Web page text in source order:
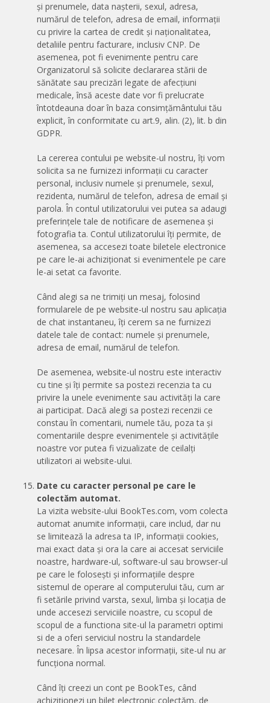
și prenumele, data nașterii, sexul, adresa,
numărul de telefon, adresa de email, informații
cu privire la cartea de credit și naționalitatea,
detaliile pentru facturare, inclusiv CNP. De
asemenea, pot fi evenimente pentru care
Organizatorul să solicite declararea stării de
sănătate sau precizări legate de afecțiuni
medicale, însă aceste date vor fi prelucrate
întotdeauna doar în baza consimțământului tău
explicit, în conformitate cu art.9, alin. (2), lit. b din
GDPR.
La cererea contului pe website-ul nostru, îți vom
solicita sa ne furnizezi informații cu caracter
personal, inclusiv numele și prenumele, sexul,
rezidenta, numărul de telefon, adresa de email și
parola. În contul utilizatorului vei putea sa adaugi
preferințele tale de notificare de asemenea și
fotografia ta. Contul utilizatorului îți permite, de
asemenea, sa accesezi toate biletele electronice
pe care le-ai achiziționat si evenimentele pe care
le-ai setat ca favorite.
Când alegi sa ne trimiți un mesaj, folosind
formularele de pe website-ul nostru sau aplicația
de chat instantaneu, îți cerem sa ne furnizezi
datele tale de contact: numele și prenumele,
adresa de email, numărul de telefon.
De asemenea, website-ul nostru este interactiv
cu tine și îți permite sa postezi recenzia ta cu
privire la unele evenimente sau activități la care
ai participat. Dacă alegi sa postezi recenzii ce
constau în comentarii, numele tău, poza ta și
comentariile despre evenimentele și activitățile
noastre vor putea fi vizualizate de ceilalți
utilizatori ai website-ului.
Date cu caracter personal pe care le
colectăm automat.
La vizita website-ului BookTes.com, vom colecta
automat anumite informații, care includ, dar nu
se limitează la adresa ta IP, informații cookies,
mai exact data și ora la care ai accesat serviciile
noastre, hardware-ul, software-ul sau browser-ul
pe care le folosești și informațiile despre
sistemul de operare al computerului tău, cum ar
fi setările privind varsta, sexul, limba și locația de
unde accesezi serviciile noastre, cu scopul de
scopul de a functiona site-ul la parametri optimi
si de a oferi serviciul nostru la standardele
necesare. În lipsa acestor informații, site-ul nu ar
funcționa normal.
Când îți creezi un cont pe BookTes, când
achiziționezi un bilet electronic colectăm, de